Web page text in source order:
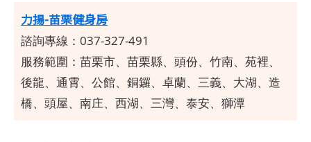
力揚-苗栗健身房
諮詢專線：037-327-491
服務範圍： 苗栗市、苗栗縣、頭份、竹南、苑裡、
後龍、通霄、公館、銅鑼、卓蘭、三義、大湖、造
橋、頭屋、南庄、西湖、三灣、泰安、獅潭